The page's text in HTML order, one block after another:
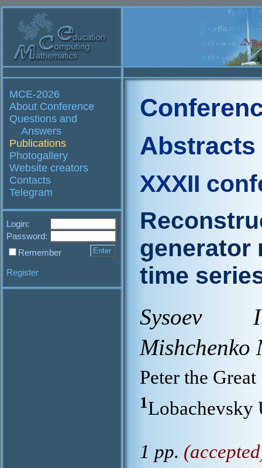
MCE-2026
About Conference
Questions and
Answers
Publications
Photogallery
Website creators
Contacts
Telegram
Login:
Password:
Remember
Register
Abstracts
XXXII
generator
time
Sysoev
Mishchenko
Peter the
1
1 pp.